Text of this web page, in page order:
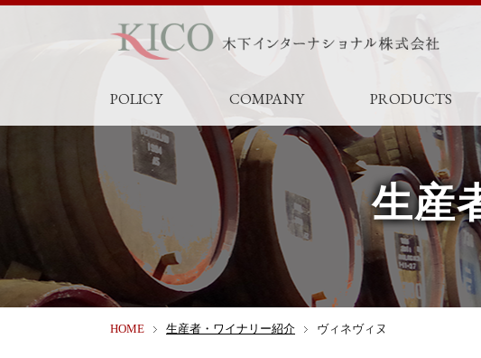
POLICY COMPANY PRODUCTS
生産
HOME 生産者・ワイナリー紹介 ヴィネヴィヌ